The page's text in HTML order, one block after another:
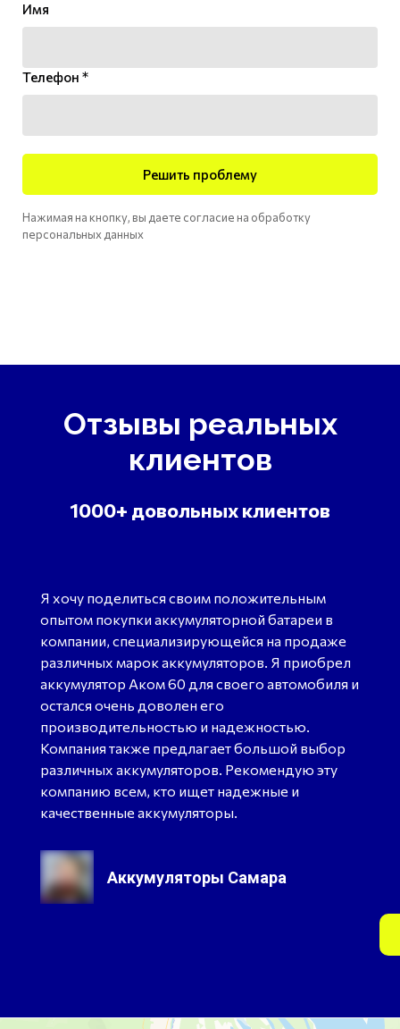
Имя
Телефон *
Решить проблему
Нажимая на кнопку, вы даете согласие на обработку
персональных данных
Отзывы реальных
клиентов
1000+ довольных клиентов
Я хочу поделиться своим положительным
опытом покупки аккумуляторной батареи в
компании, специализирующейся на продаже
различных марок аккумуляторов. Я приобрел
аккумулятор Аком 60 для своего автомобиля и
остался очень доволен его
производительностью и надежностью.
Компания также предлагает большой выбор
различных аккумуляторов. Рекомендую эту
компанию всем, кто ищет надежные и
качественные аккумуляторы.
Аккумуляторы Самара